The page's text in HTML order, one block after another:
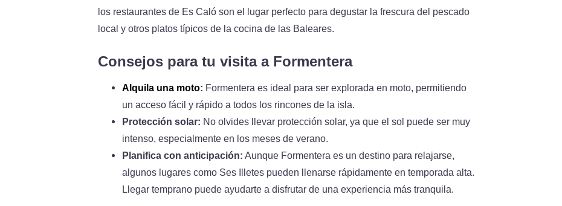
los restaurantes de Es Caló son el lugar perfecto para degustar la frescura del pescado
local y otros platos típicos de la cocina de las Baleares.
Consejos para tu visita a Formentera
Alquila una moto: Formentera es ideal para ser explorada en moto, permitiendo
un acceso fácil y rápido a todos los rincones de la isla.
Protección solar: No olvides llevar protección solar, ya que el sol puede ser muy
intenso, especialmente en los meses de verano.
Planifica con anticipación: Aunque Formentera es un destino para relajarse,
algunos lugares como Ses Illetes pueden llenarse rápidamente en temporada alta.
Llegar temprano puede ayudarte a disfrutar de una experiencia más tranquila.